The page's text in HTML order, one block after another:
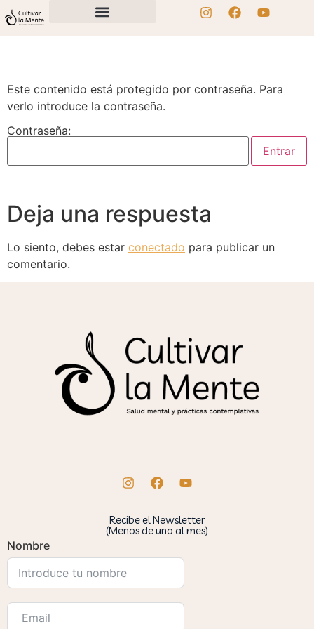
Este contenido está protegido por contraseña. Para
verlo introduce la contraseña.
Contraseña:
Deja una respuesta
Lo siento, debes estar conectado para publicar un
comentario.
Recibe el Newsletter
(Menos de uno al mes)
Nombre